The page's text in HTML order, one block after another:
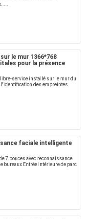
le mur 1366*768
pour la présence
libre-service installé sur le mur du
des empreintes
faciale intelligente
7 pouces avec reconnaissance
bureaux Entrée intérieure de parc